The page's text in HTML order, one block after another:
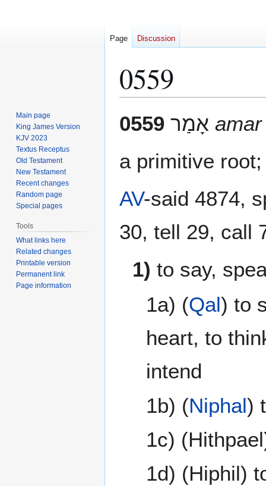
0559
to
to
0559
a primitive
AV-said 4874,
30, tell 29, call
1) to say,
1a) (Qal) to
heart, to
intend
1b) (Niphal)
1c)
1d) (Hiphil)
Page Discussion
Main page
King James Version
KJV 2023
Textus Receptus
Old Testament
New Testament
Recent changes
Random page
Special pages
Tools
What links here
Related changes
Printable version
Permanent link
Page information